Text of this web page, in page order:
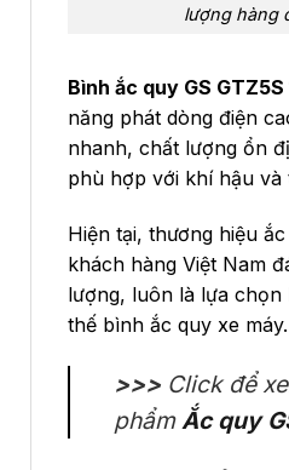
lượng hàng
Bình ắc quy GS
năng phát dòng điện
nhanh, chất lượng ổn
phù hợp với khí hậu và
Hiện tại, thương hiệu
khách hàng Việt Nam
lượng, luôn là lựa chọn
thế bình ắc quy xe máy.
>>> Click để
phẩmẮc quy